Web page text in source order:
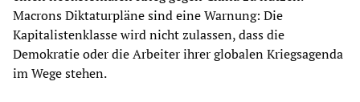
Macrons Diktaturpläne sind eine Warnung: Die
Kapitalistenklasse wird nicht zulassen, dass die
Demokratie oder die Arbeiter ihrer globalen Kriegsagenda
im Wege stehen.